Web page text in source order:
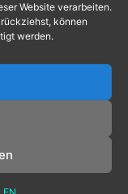
Website verarbeiten.
können
werden.